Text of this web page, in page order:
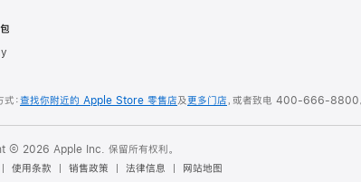
：查找你附近的 Apple Store 零售店及更多门店，或者致电 400-666-8800
© 2026 Apple Inc. 保留所有权利。
使用条款 销售政策 法律信息 网站地图